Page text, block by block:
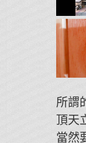
所謂
頂天
當然